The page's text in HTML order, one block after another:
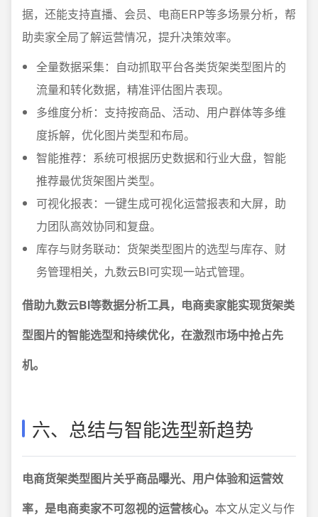
据，还能支持直播、会员、电商ERP等多场景分析，帮
助卖家全局了解运营情况，提升决策效率。
全量数据采集：自动抓取平台各类货架类型图片的
流量和转化数据，精准评估图片表现。
多维度分析：支持按商品、活动、用户群体等多维
度拆解，优化图片类型和布局。
智能推荐：系统可根据历史数据和行业大盘，智能
推荐最优货架图片类型。
可视化报表：一键生成可视化运营报表和大屏，助
力团队高效协同和复盘。
库存与财务联动：货架类型图片的选型与库存、财
务管理相关，九数云BI可实现一站式管理。
借助九数云BI等数据分析工具，电商卖家能实现货架类
型图片的智能选型和持续优化，在激烈市场中抢占先
机。
六、总结与智能选型新趋势
电商货架类型图片关乎商品曝光、用户体验和运营效
率，是电商卖家不可忽视的运营核心。 本文从定义与作